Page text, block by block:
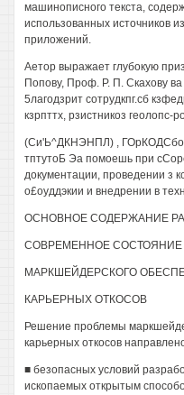
машинописного текста,
использованных источников
приложений.
Аетор выражает глубокую
Попову, Проф. Р. П. Скахову
5лагодзрит сотрудкпг.сб
кзрпттх, рзистникоз геолопс-
(Си'Ь^ДКНЭНПЛ) ,
тптутоБ Эа помоешь при
документации, проведении з
о£оуддэкии и внедрении в
ОСНОВНОЕ СОДЕРЖАНИЕ
СОВРЕМЕННОЕ
МАРКШЕЙДЕРСКОГО
КАРЬЕРНЫХ ОТКОСОВ
Решение проблемы
карьерных откосов
■ безопасных условий
ископаемых открытым